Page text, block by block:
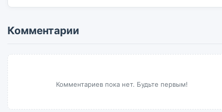
Комментарии
Комментариев пока нет. Будьте первым!